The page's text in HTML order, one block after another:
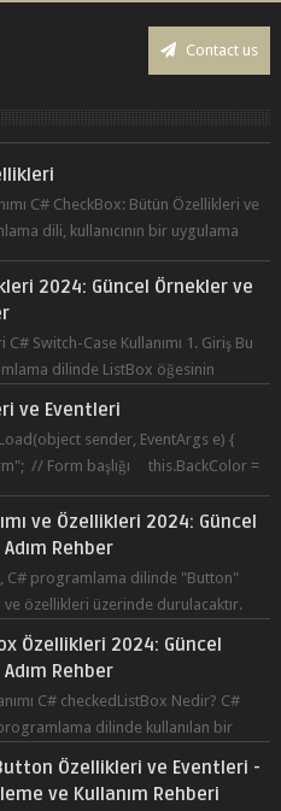
Contact us
C# CheckBox: Bütün Özellikleri ve
dili, kullanıcının bir uygulama
2024: Güncel Örnekler ve
Switch-Case Kullanımı 1. Giriş Bu
dilinde ListBox öğesinin
ve Eventleri
sender, EventArgs e) {
// Form başlığı this.BackColor =
ve Özellikleri 2024: Güncel
Rehber
C# programlama dilinde "Button"
ve özellikleri üzerinde durulacaktır.
Özellikleri 2024: Güncel
Rehber
C# checkedListBox Nedir? C#
dilinde kullanılan bir
Özellikleri ve Eventleri -
ve Kullanım Rehberi